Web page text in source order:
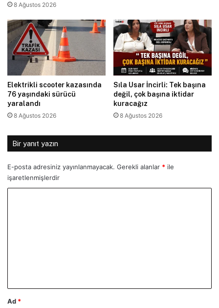
8 Ağustos 2026
Elektrikli scooter kazasında
76 yaşındaki sürücü
yaralandı
8 Ağustos 2026
Sıla Usar İncirli: Tek başına
değil, çok başına iktidar
kuracağız
8 Ağustos 2026
Bir yanıt yazın
E-posta adresiniz yayınlanmayacak. Gerekli alanlar * ile
işaretlenmişlerdir
Ad *